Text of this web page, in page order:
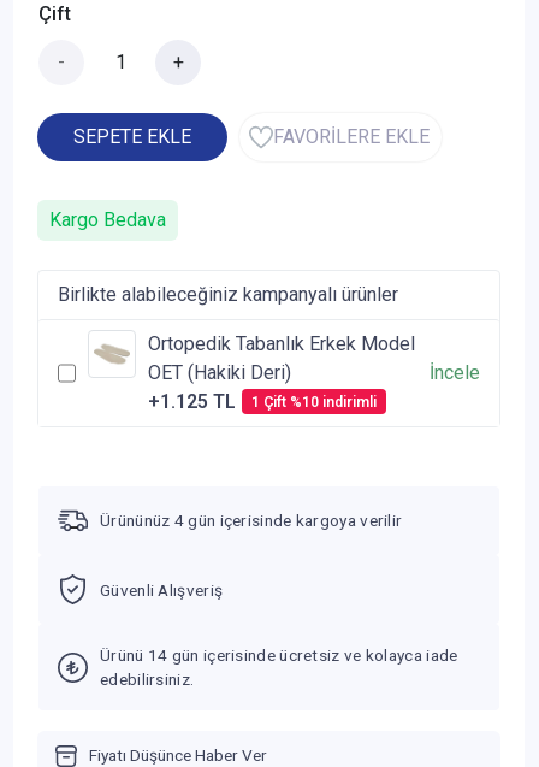
Çift
- +
SEPETE EKLE FAVORİLERE EKLE
Kargo Bedava
Birlikte alabileceğiniz kampanyalı ürünler
Ortopedik Tabanlık Erkek Model
OET (Hakiki Deri)
+1.125 TL
1 Çift %10 indirimli
İncele
Ürününüz 4 gün içerisinde kargoya verilir
Güvenli Alışveriş
Ürünü 14 gün içerisinde ücretsiz ve kolayca iade
edebilirsiniz.
Fiyatı Düşünce Haber Ver